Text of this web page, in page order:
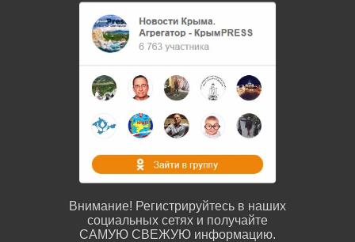
Внимание! Регистрируйтесь в наших
социальных сетях и получайте
САМУЮ СВЕЖУЮ информацию.